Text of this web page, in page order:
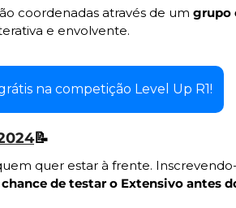
coordenadas através de um grupo
e envolvente.
na competição Level Up R1!
📝
quer estar à frente.
de testar o Extensivo antes